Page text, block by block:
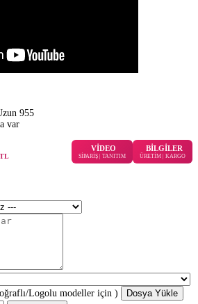
955
var
VİDEO
SİPARİŞ | TANITIM
BİLGİLER
ÜRETİM | KARGO
Logolu modeller için )
Dosya Yükle